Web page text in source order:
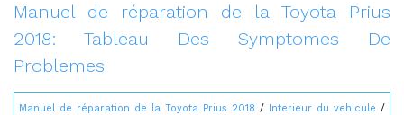
Manuel de réparation de la Toyota Prius
2018: Tableau Des Symptomes De
Problemes
Manuel de réparation de la Toyota Prius 2018 / Interieur du vehicule /